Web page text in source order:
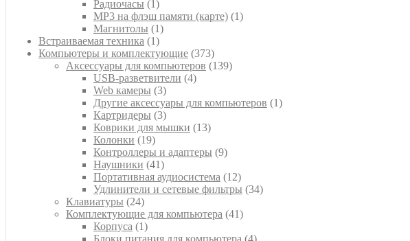
Радиочасы 11
товар
MP3 на флэш памяти (карте) 11
Магнитолы 11
Встраиваемая техника 11
товар
Компьютеры и комплектующие 373373
товара
Аксессуары для компьютеров 139139
USB-разветвители 44
Web камеры 33
товара
Другие аксессуары для компьютеров 11
Картридеры 33
товара
Коврики для мышки 1313
Колонки 1919
товаров
Контроллеры и адаптеры 99
Наушники 4141
товар
Портативная аудиосистема 1212
товаров
Удлинители и сетевые фильтры 3434
Клавиатуры 2424
товара
Комплектующие для компьютера 4141
Корпуса 11
товар
4